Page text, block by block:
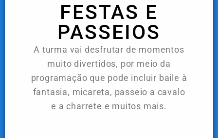
FESTAS E
PASSEIOS
A turma vai desfrutar de momentos
muito divertidos, por meio da
programação que pode incluir baile à
fantasia, micareta, passeio a cavalo
e a charrete e muitos mais.